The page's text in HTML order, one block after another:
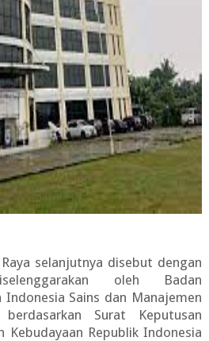
selanjutnya disebut dengan
oleh Badan
Indonesia Sains dan Manajemen
Surat Keputusan
Kebudayaan Republik Indonesia